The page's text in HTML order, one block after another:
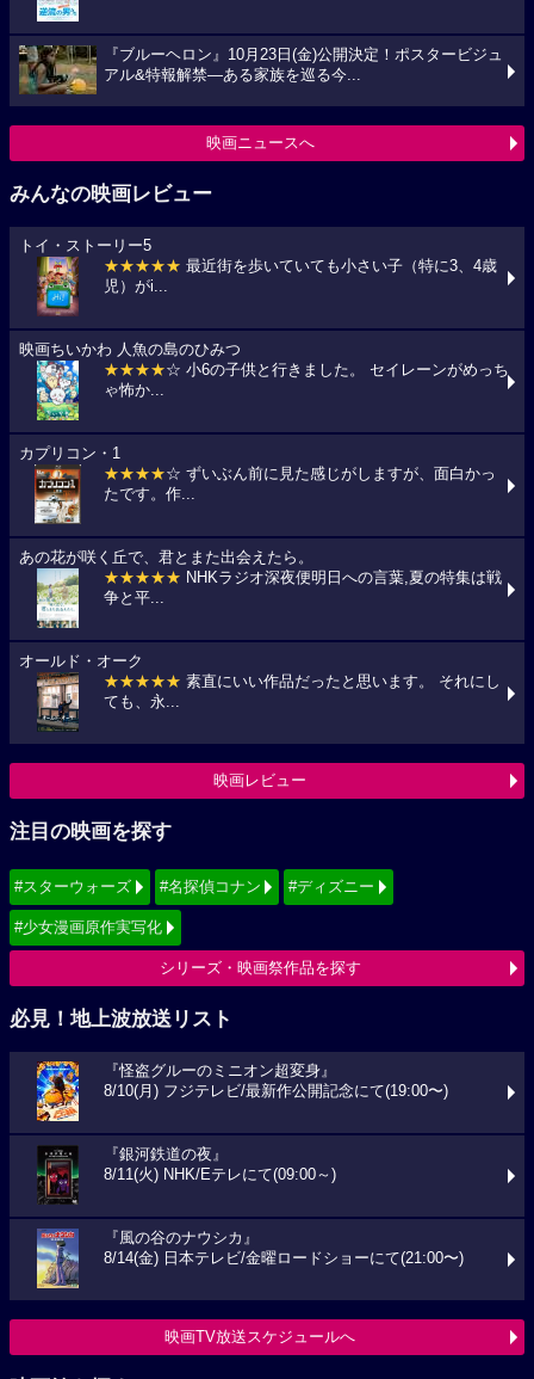
『ブルーヘロン』10月23日(金)公開決定！ポスタービジュ
アル&特報解禁―ある家族を巡る今...
映画ニュースへ
みんなの映画レビュー
トイ・ストーリー5
★★★★★ 最近街を歩いていても小さい子（特に3、4歳
児）がi...
映画ちいかわ 人魚の島のひみつ
★★★★☆ 小6の子供と行きました。 セイレーンがめっち
ゃ怖か...
カプリコン・1
★★★★☆ ずいぶん前に見た感じがしますが、面白かっ
たです。作...
あの花が咲く丘で、君とまた出会えたら。
★★★★★ NHKラジオ深夜便明日への言葉,夏の特集は戦
争と平...
オールド・オーク
★★★★★ 素直にいい作品だったと思います。 それにし
ても、永...
映画レビュー
注目の映画を探す
#スターウォーズ #名探偵コナン #ディズニー
#少女漫画原作実写化
シリーズ・映画祭作品を探す
必見！地上波放送リスト
『怪盗グルーのミニオン超変身』
8/10(月) フジテレビ/最新作公開記念にて(19:00〜)
『銀河鉄道の夜』
8/11(火) NHK/Eテレにて(09:00～)
『風の谷のナウシカ』
8/14(金) 日本テレビ/金曜ロードショーにて(21:00〜)
映画TV放送スケジュールへ